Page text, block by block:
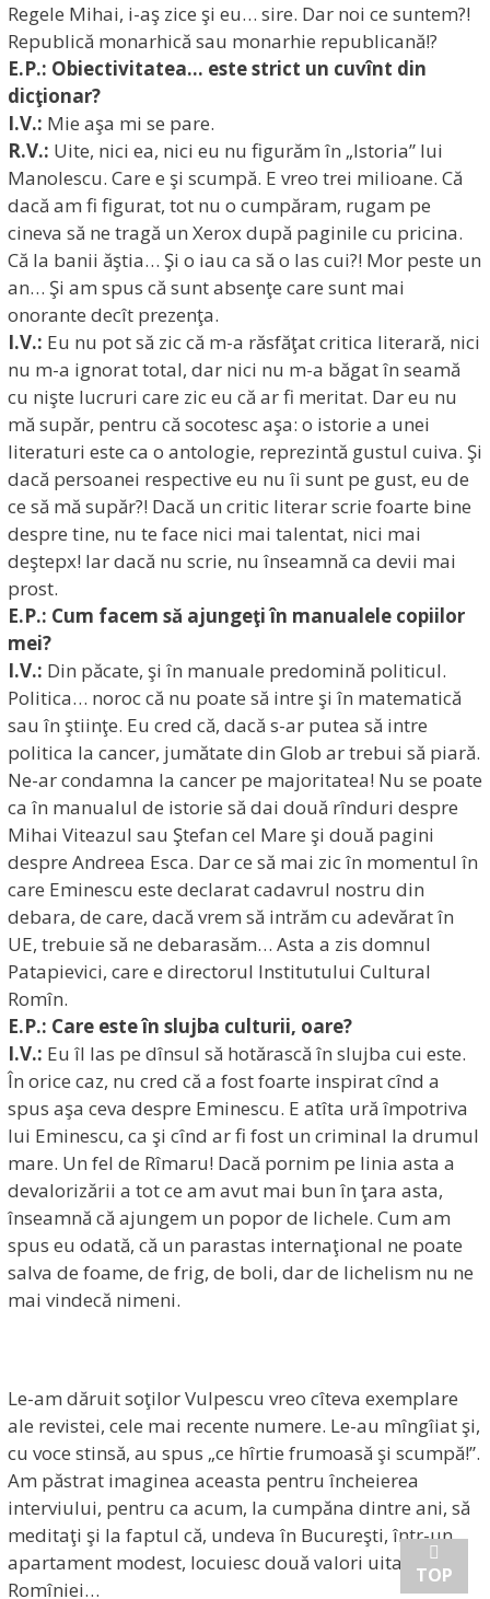
Regele Mihai, i-aş zice şi eu… sire. Dar noi ce suntem?!
Republică monarhică sau monarhie republicană!?
E.P.: Obiectivitatea… este strict un cuvînt din
dicţionar?
I.V.: Mie aşa mi se pare.
R.V.: Uite, nici ea, nici eu nu figurăm în „Istoria” lui
Manolescu. Care e şi scumpă. E vreo trei milioane. Că
dacă am fi figurat, tot nu o cumpăram, rugam pe
cineva să ne tragă un Xerox după paginile cu pricina.
Că la banii ăştia… Şi o iau ca să o las cui?! Mor peste un
an… Şi am spus că sunt absenţe care sunt mai
onorante decît prezenţa.
I.V.: Eu nu pot să zic că m-a răsfăţat critica literară, nici
nu m-a ignorat total, dar nici nu m-a băgat în seamă
cu nişte lucruri care zic eu că ar fi meritat. Dar eu nu
mă supăr, pentru că socotesc aşa: o istorie a unei
literaturi este ca o antologie, reprezintă gustul cuiva. Şi
dacă persoanei respective eu nu îi sunt pe gust, eu de
ce să mă supăr?! Dacă un critic literar scrie foarte bine
despre tine, nu te face nici mai talentat, nici mai
deştepx! Iar dacă nu scrie, nu înseamnă ca devii mai
prost.
E.P.: Cum facem să ajungeţi în manualele copiilor
mei?
I.V.: Din păcate, şi în manuale predomină politicul.
Politica… noroc că nu poate să intre şi în matematică
sau în ştiinţe. Eu cred că, dacă s-ar putea să intre
politica la cancer, jumătate din Glob ar trebui să piară.
Ne-ar condamna la cancer pe majoritatea! Nu se poate
ca în manualul de istorie să dai două rînduri despre
Mihai Viteazul sau Ştefan cel Mare şi două pagini
despre Andreea Esca. Dar ce să mai zic în momentul în
care Eminescu este declarat cadavrul nostru din
debara, de care, dacă vrem să intrăm cu adevărat în
UE, trebuie să ne debarasăm… Asta a zis domnul
Patapievici, care e directorul Institutului Cultural
Romîn.
E.P.: Care este în slujba culturii, oare?
I.V.: Eu îl las pe dînsul să hotărască în slujba cui este.
În orice caz, nu cred că a fost foarte inspirat cînd a
spus aşa ceva despre Eminescu. E atîta ură împotriva
lui Eminescu, ca şi cînd ar fi fost un criminal la drumul
mare. Un fel de Rîmaru! Dacă pornim pe linia asta a
devalorizării a tot ce am avut mai bun în ţara asta,
înseamnă că ajungem un popor de lichele. Cum am
spus eu odată, că un parastas internaţional ne poate
salva de foame, de frig, de boli, dar de lichelism nu ne
mai vindecă nimeni.
Le-am dăruit soţilor Vulpescu vreo cîteva exemplare
ale revistei, cele mai recente numere. Le-au mîngîiat şi,
cu voce stinsă, au spus „ce hîrtie frumoasă şi scumpă!”.
Am păstrat imaginea aceasta pentru încheierea
interviului, pentru ca acum, la cumpăna dintre ani, să
meditaţi şi la faptul că, undeva în Bucureşti, într-un
apartament modest, locuiesc două valori uitate ale
Romîniei…
TOP